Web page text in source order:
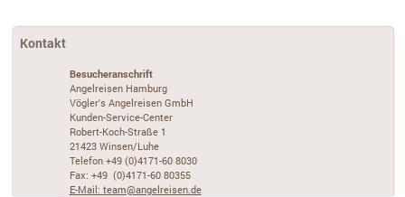
Kontakt
Besucheranschrift
Angelreisen Hamburg
Vögler's Angelreisen GmbH
Kunden-Service-Center
Robert-Koch-Straße 1
21423 Winsen/Luhe
Telefon +49 (0)4171-60 8030
Fax: +49 (0)4171-60 80355
E-Mail: team@angelreisen.de